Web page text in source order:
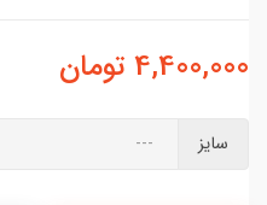
4,400,000 تومان
سایز